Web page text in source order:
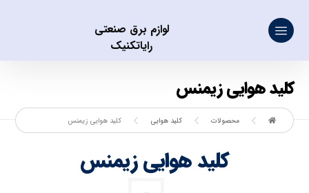
لوازم برق صنعتی
رایاتکنیک
کلید هوایی زیمنس
محصولات کلید هوایی کلید هوایی زیمنس
کلید هوایی زیمنس